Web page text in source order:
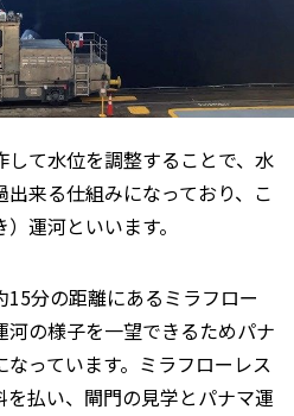
て水位を調整することで、水
来る仕組みになっており、こ
運河といいます。
分の距離にあるミラフロー
河の様子を一望できるためパナ
っています。ミラフローレス
を払い、閘門の見学とパナマ運